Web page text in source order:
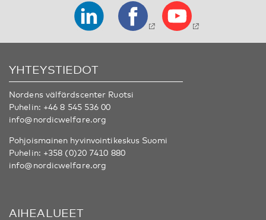
YHTEYSTIEDOT
Nordens välfärdscenter Ruotsi
Puhelin: +46 8 545 536 00
info@nordicwelfare.org
Pohjoismainen hyvinvointikeskus Suomi
Puhelin: +358 (0)20 7410 880
info@nordicwelfare.org
AIHEALUEET